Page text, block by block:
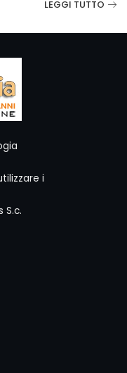
LEGGI TUTTO
i
S.c.